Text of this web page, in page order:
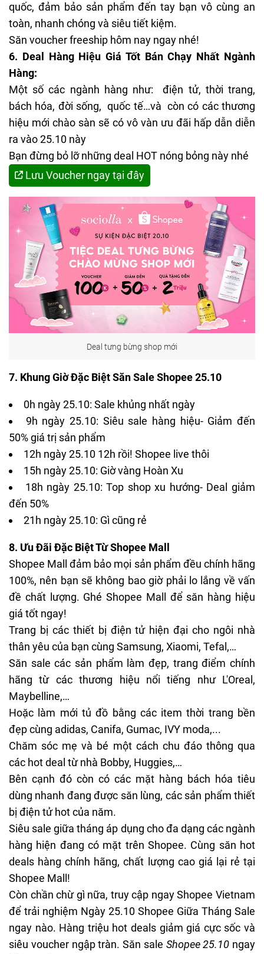
quốc, đảm bảo sản phẩm đến tay bạn vô cùng an
toàn, nhanh chóng và siêu tiết kiệm.
Săn voucher freeship hôm nay ngay nhé!
6. Deal Hàng Hiệu Giá Tốt Bán Chạy Nhất Ngành
Hàng:
Một số các ngành hàng như: điện tử, thời trang,
bách hóa, đời sống, quốc tế…và còn có các thương
hiệu mới chào sàn sẽ có vô vàn ưu đãi hấp dẫn diễn
ra vào 25.10 này
Bạn đừng bỏ lỡ những deal HOT nóng bỏng này nhé
Lưu Voucher ngay tại đây
Deal tưng bừng shop mới
7. Khung Giờ Đặc Biệt Săn Sale Shopee 25.10
0h ngày 25.10: Sale khủng nhất ngày
9h ngày 25.10: Siêu sale hàng hiệu- Giảm đến
50% giá trị sản phẩm
12h ngày 25.10 12h rồi! Shopee live thôi
15h ngày 25.10: Giờ vàng Hoàn Xu
18h ngày 25.10: Top shop xu hướng- Deal giảm
đến 50%
21h ngày 25.10: Gì cũng rẻ
8. Ưu Đãi Đặc Biệt Từ Shopee Mall
Shopee Mall
đảm bảo mọi sản phẩm đều chính hãng
100%, nên bạn sẽ không bao giờ phải lo lắng về vấn
đề chất lượng. Ghé Shopee Mall để săn hàng hiệu
giá tốt ngay!
Trang bị các thiết bị điện tử hiện đại cho ngôi nhà
thân yêu của bạn cùng Samsung, Xiaomi, Tefal ,…
Săn sale các sản phẩm làm đẹp, trang điểm chính
hãng từ các thương hiệu nổi tiếng như L'Oreal ,
Maybelline,…
Hoặc làm mới tủ đồ bằng các item thời trang bền
đẹp cùng adidas, Canifa, Gumac, IVY moda,...
Chăm sóc mẹ và bé một cách chu đáo thông qua
các hot deal từ nhà Bobby, Huggies,…
Bên cạnh đó còn có các mặt hàng bách hóa tiêu
dùng nhanh đang được săn lùng, các sản phẩm thiết
bị điện tử hot của năm.
Siêu sale giữa tháng áp dụng cho đa dạng các ngành
hàng hiện đang có mặt trên Shopee. Cùng săn hot
deals hàng chính hãng, chất lượng cao giá lại rẻ tại
Shopee Mall!
Còn chần chừ gì nữa, truy cập ngay Shopee Vietnam
để trải nghiệm Ngày 25.10 Shopee Giữa Tháng Sale
ngay nào. Hàng triệu hot deals giảm giá cực sốc và
siêu voucher ngập tràn. Săn sale Shopee 25.10 ngay